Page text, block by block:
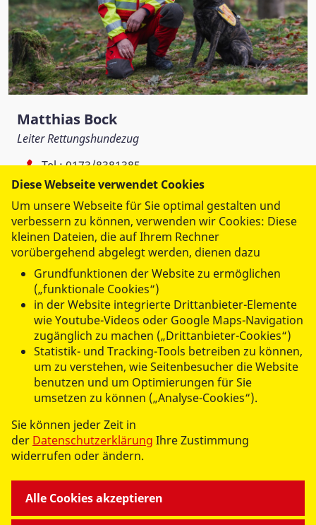
Matthias Bock
Leiter Rettungshundezug
Tel.:0173/8381385
rh.chemnitz@asb-ov-chemnitz.de
ASB Ortsverband Chemnitz und
Umgebung e.V.
Herderstr. 6
09120 Chemnitz
UNSERE ANGEBOTE
WIR ÜBER UNS
Diese Webseite verwendet Cookies
Um unsere Webseite für Sie optimal gestalten und
verbessern zu können, verwenden wir Cookies: Diese
kleinen Dateien, die auf Ihrem Rechner
vorübergehend abgelegt werden, dienen dazu
Grundfunktionen der Website zu ermöglichen
(„funktionale Cookies“)
in der Website integrierte Drittanbieter-Elemente
wie Youtube-Videos oder Google Maps-Navigation
zugänglich zu machen („Drittanbieter-Cookies“)
Statistik- und Tracking-Tools betreiben zu können,
um zu verstehen, wie Seitenbesucher die Website
benutzen und um Optimierungen für Sie
umsetzen zu können („Analyse-Cookies“).
Sie können jeder Zeit in
der Datenschutzerklärung Ihre Zustimmung
widerrufen oder ändern.
Alle Cookies akzeptieren